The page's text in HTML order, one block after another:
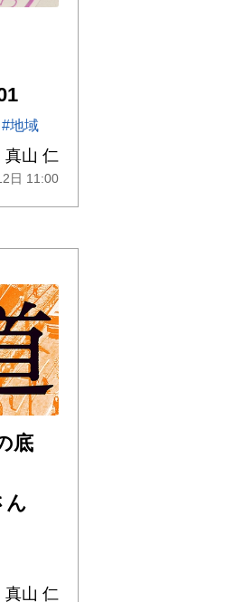
#地域
真山 仁
日 11:00
底
ん
真山 仁